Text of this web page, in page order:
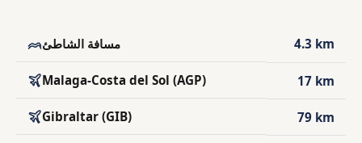
مسافة الشاطئ 4.3 km
Malaga-Costa del Sol (AGP) 17 km
Gibraltar (GIB) 79 km